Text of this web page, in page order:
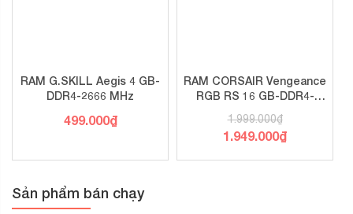
RAM G.SKILL Aegis 4 GB-
DDR4-2666 MHz
499.000₫
RAM CORSAIR Vengeance
RGB RS 16 GB-DDR4-
3200 MHz
1.999.000₫
1.949.000₫
Sản phẩm bán chạy